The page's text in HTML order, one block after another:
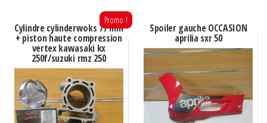
sr
2018
Cylindre cylinderwoks 77 mm
+ piston haute compression
vertex kawasaki kx
250f/suzuki rmz 250
Promo !
Spoiler gauche OCCASION
aprilia sxr 50